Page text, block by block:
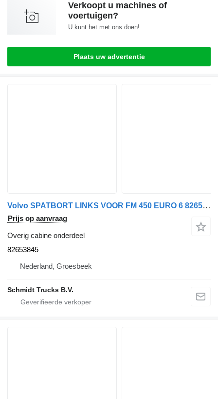
Verkoopt u machines of
voertuigen?
U kunt het met ons doen!
Plaats uw advertentie
Volvo SPATBORT LINKS VOOR FM 450 EURO 6 82653845 voor vrachtwagen
Prijs op aanvraag
Overig cabine onderdeel
82653845
Nederland, Groesbeek
Schmidt Trucks B.V.